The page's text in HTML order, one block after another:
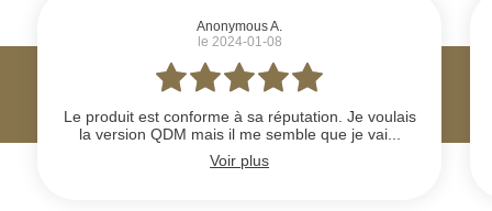
Anonymous A.
le 2024-01-08
Le produit est conforme à sa réputation. Je voulais
la version QDM mais il me semble que je vai...
Voir plus